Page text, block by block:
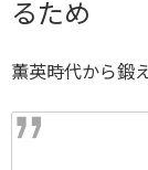
るため
薫英時代から鍛